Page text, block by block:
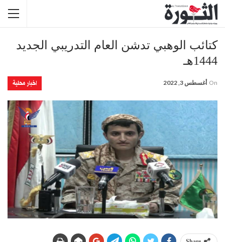
كتائب الوهبي تدشن العام التدريبي الجديد
1444هـ
اخبار محلية On أغسطس 3, 2022